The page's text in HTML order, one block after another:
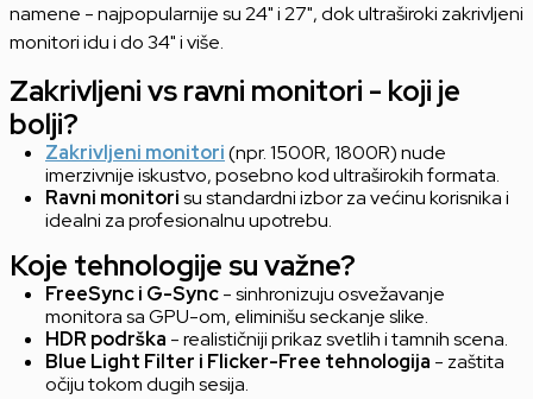
namene - najpopularnije su 24" i 27", dok ultraširoki zakrivljeni
monitori idu i do 34" i više.
Zakrivljeni vs ravni monitori - koji je
bolji?
Zakrivljeni monitori(npr. 1500R, 1800R) nude
imerzivnije iskustvo, posebno kod ultraširokih formata.
Ravni monitorisu standardni izbor za većinu korisnika i
idealni za profesionalnu upotrebu.
Koje tehnologije su važne?
FreeSync i G-Sync- sinhronizuju osvežavanje
monitora sa GPU-om, eliminišu seckanje slike.
HDR podrška - realističniji prikaz svetlih i tamnih scena.
Blue Light Filter i Flicker-Free tehnologija - zaštita
očiju tokom dugih sesija.